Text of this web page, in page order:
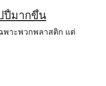
ปี้มากขึ้น
พาะพวกพลาสติก แต่